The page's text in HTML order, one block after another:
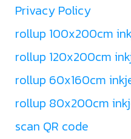
Privacy Policy
rollup 100x200cm
rollup 120x200cm
rollup 60x160cm
rollup 80x200cm
scan QR code